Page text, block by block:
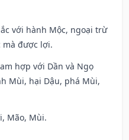
với hành Mộc, ngoại trừ
mà được lợi.
hợp với Dần và Ngọ
Mùi, hại Dậu, phá Mùi,
Mão, Mùi.